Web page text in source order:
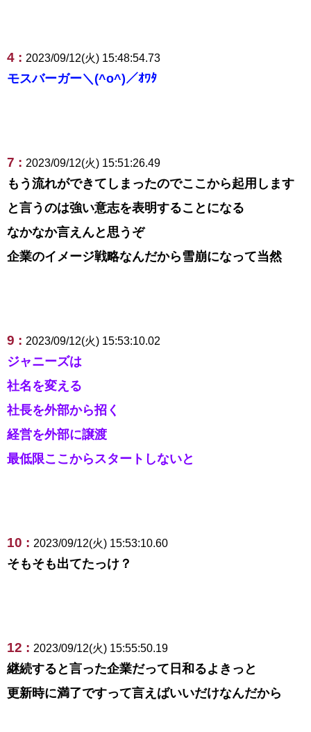
4 : 2023/09/12(火) 15:48:54.73
モスバーガー＼(^o^)／ｵﾜﾀ
7 : 2023/09/12(火) 15:51:26.49
もう流れができてしまったのでここから起用します
と言うのは強い意志を表明することになる
なかなか言えんと思うぞ
企業のイメージ戦略なんだから雪崩になって当然
9 : 2023/09/12(火) 15:53:10.02
ジャニーズは
社名を変える
社長を外部から招く
経営を外部に譲渡
最低限ここからスタートしないと
10 : 2023/09/12(火) 15:53:10.60
そもそも出てたっけ？
12 : 2023/09/12(火) 15:55:50.19
継続すると言った企業だって日和るよきっと
更新時に満了ですって言えばいいだけなんだから